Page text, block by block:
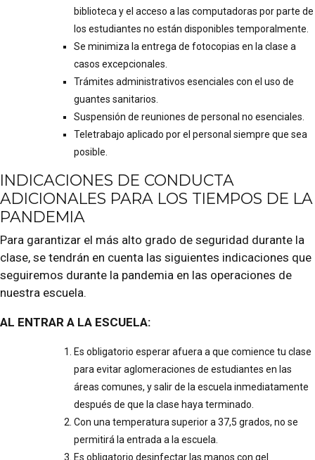
biblioteca y el acceso a las computadoras por parte de
los estudiantes no están disponibles temporalmente.
Se minimiza la entrega de fotocopias en la clase a
casos excepcionales.
Trámites administrativos esenciales con el uso de
guantes sanitarios.
Suspensión de reuniones de personal no esenciales.
Teletrabajo aplicado por el personal siempre que sea
posible.
INDICACIONES DE CONDUCTA
ADICIONALES PARA LOS TIEMPOS DE LA
PANDEMIA
Para garantizar el más alto grado de seguridad durante la
clase, se tendrán en cuenta las siguientes indicaciones que
seguiremos durante la pandemia en las operaciones de
nuestra escuela.
AL ENTRAR A LA ESCUELA:
Es obligatorio esperar afuera a que comience tu clase
para evitar aglomeraciones de estudiantes en las
áreas comunes, y salir de la escuela inmediatamente
después de que la clase haya terminado.
Con una temperatura superior a 37,5 grados, no se
permitirá la entrada a la escuela.
Es obligatorio desinfectar las manos con gel